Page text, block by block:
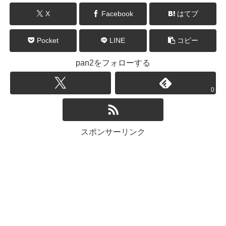
X Facebook はてブ
Pocket LINE コピー
pan2をフォローする
0
スポンサーリンク